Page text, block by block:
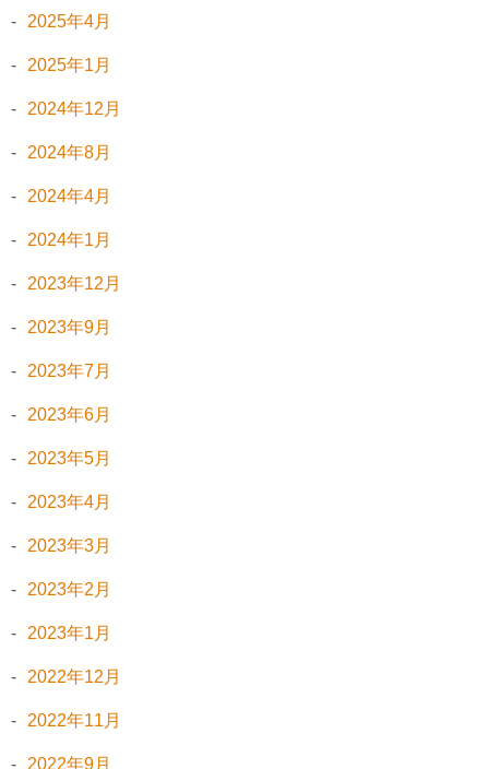
2025年4月
2025年1月
2024年12月
2024年8月
2024年4月
2024年1月
2023年12月
2023年9月
2023年7月
2023年6月
2023年5月
2023年4月
2023年3月
2023年2月
2023年1月
2022年12月
2022年11月
2022年9月